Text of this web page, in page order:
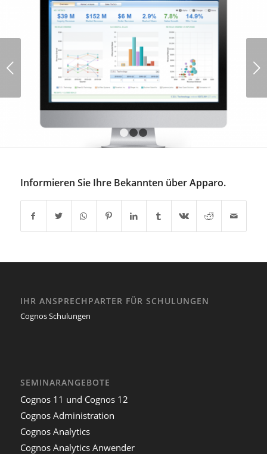
Weiter
Informieren Sie Ihre Bekannten über Apparo.
IHR ANSPRECHPARTER FÜR SCHULUNGEN
Cognos Schulungen
SEMINARANGEBOTE
Cognos 11 und Cognos 12
Cognos Administration
Cognos Analytics
Cognos Analytics Anwender